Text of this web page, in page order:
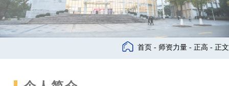
首页 - 师资力量 - 正高 - 正文